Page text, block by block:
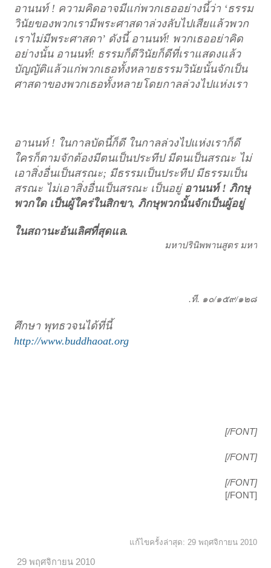
อานนท์ ! ความคิดอาจมีแก่พวกเธออย่างนี้ว่า ‘ธรรม
วินัยของพวกเรามีพระศาสดาล่วงลับไปเสียแล้วพวก
เราไม่มีพระศาสดา’ ดังนี้ อานนท์! พวกเธออย่าคิด
อย่างนั้น อานนท์! ธรรมก็ดีวินัยก็ดีที่เราแสดงแล้ว
บัญญัติแล้วแก่พวกเธอทั้งหลายธรรมวินัยนั้นจักเป็น
ศาสดาของพวกเธอทั้งหลายโดยกาลล่วงไปแห่งเรา
อานนท์ ! ในกาลบัดนี้ก็ดี ในกาลล่วงไปแห่งเราก็ดี
ใครก็ตามจักต้องมีตนเป็นประทีป มีตนเป็นสรณะ ไม่
เอาสิ่งอื่นเป็นสรณะ; มีธรรมเป็นประทีป มีธรรมเป็น
สรณะ ไม่เอาสิ่งอื่นเป็นสรณะ เป็นอยู่ อานนท์ ! ภิกษุ
พวกใด เป็นผู้ใคร่ในสิกขา, ภิกษุพวกนั้นจักเป็นผู้อยู่
ในสถานะอันเลิศที่สุดแล.
มหาปรินิพพานสูตร มหา
.ที. ๑๐/๑๕๙/๑๒๘
ศึกษา พุทธวจนได้ที่นี้
http://www.buddhaoat.org
[/FONT]​
[/FONT]​
[/FONT]​
[/FONT]​
แก้ไขครั้งล่าสุด: 29 พฤศจิกายน 2010
29 พฤศจิกายน 2010